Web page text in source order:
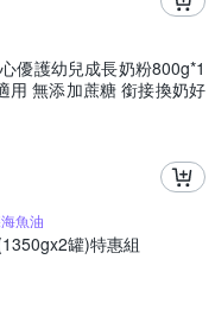
優護幼兒成長奶粉800g*1
用 無添加蔗糖 銜接換奶好
魚油
罐)特惠組